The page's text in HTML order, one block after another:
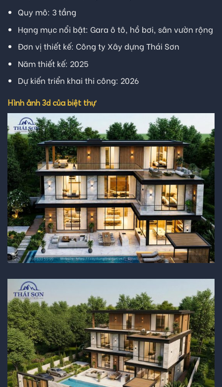
Quy mô: 3 tầng
Hạng mục nổi bật: Gara ô tô, hồ bơi, sân vườn rộng
Đơn vị thiết kế: Công ty Xây dựng Thái Sơn
Năm thiết kế: 2025
Dự kiến triển khai thi công: 2026
Hình ảnh 3d của biệt thự